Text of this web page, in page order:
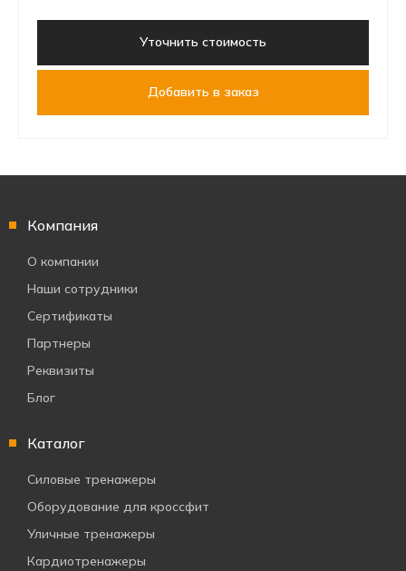
Уточнить стоимость
Добавить в заказ
Компания
О компании
Наши сотрудники
Сертификаты
Партнеры
Реквизиты
Блог
Каталог
Силовые тренажеры
Оборудование для кроссфит
Уличные тренажеры
Кардиотренажеры